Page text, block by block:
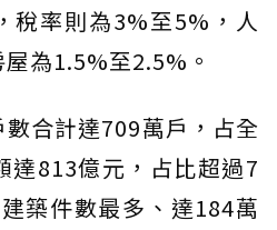
稅率則為3%至5%，人
為1.5%至2.5%。
合計達709萬戶，占全
達813億元，占比超過7
築件數最多、達184萬